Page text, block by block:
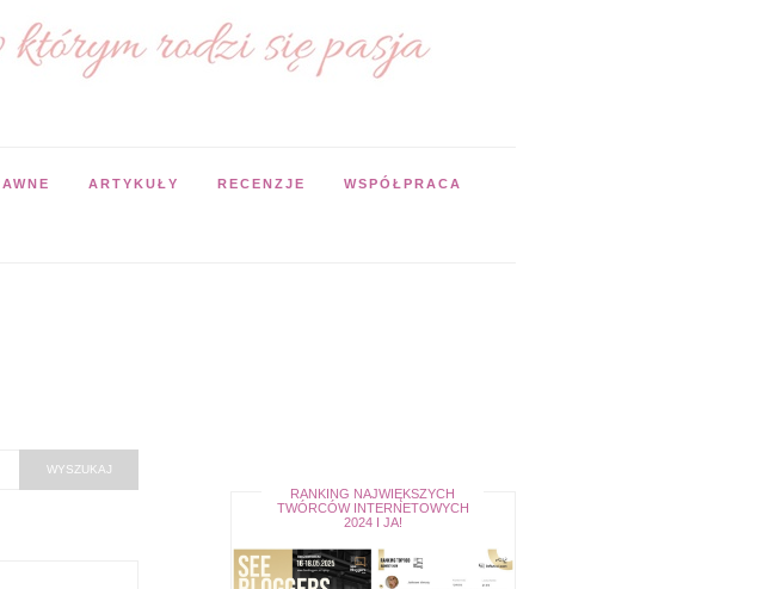
ARTYKUŁY RECENZJE WSPÓŁPRACA
RANKING NAJWIĘKSZYCH
TWÓRCÓW INTERNETOWYCH
2024 I JA!